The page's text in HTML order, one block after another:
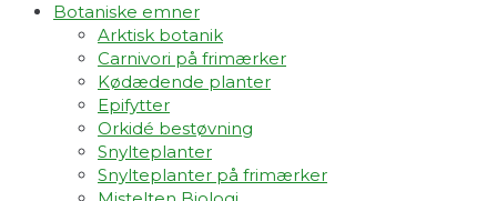
Botaniske emner
Arktisk botanik
Carnivori på frimærker
Kødædende planter
Epifytter
Orkidé bestøvning
Snylteplanter
Snylteplanter på frimærker